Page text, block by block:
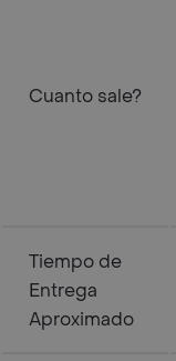
Cuanto sale?
Tiempo de
Entrega
Aproximado